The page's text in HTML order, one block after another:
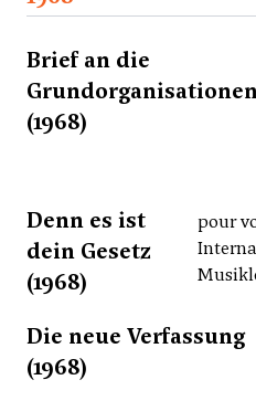
Brief an die
(1968)
Denn es ist
dein Gesetz
(1968)
pour
Die neue Verfassung
(1968)